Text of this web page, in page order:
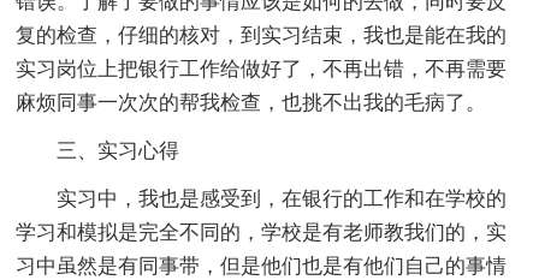
复的检查，仔细的核对，到实习结束，我也是能在我的
实习岗位上把银行工作给做好了，不再出错，不再需要
麻烦同事一次次的帮我检查，也挑不出我的毛病了。
三、实习心得
实习中，我也是感受到，在银行的工作和在学校的
学习和模拟是完全不同的，学校是有老师教我们的，实
习中虽然是有同事带，但是他们也是有他们自己的事情